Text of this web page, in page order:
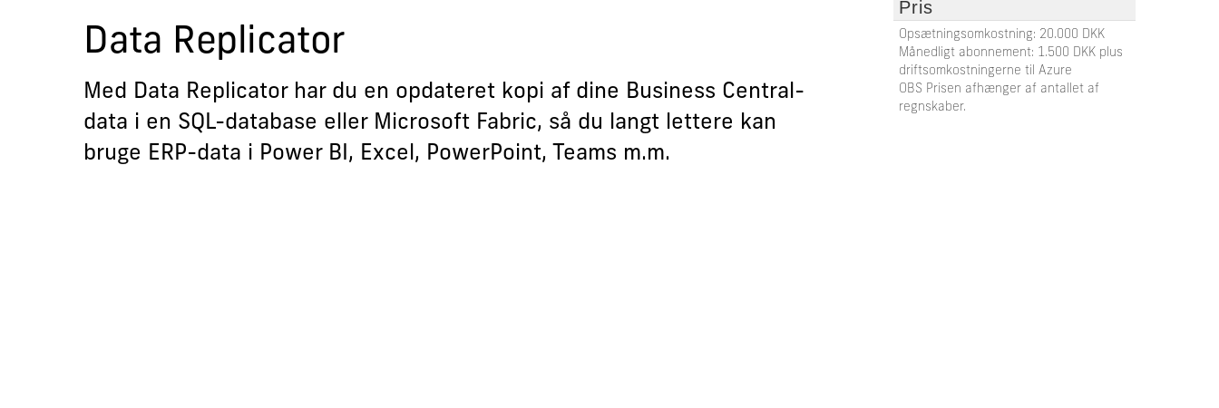
Data Replicator
Med Data Replicator har du en opdateret kopi af dine Business Central-
data i en SQL-database eller Microsoft Fabric, så du langt lettere kan
bruge ERP-data i Power BI, Excel, PowerPoint, Teams m.m.
Pris
Opsætningsomkostning: 20.000 DKK
Månedligt abonnement: 1.500 DKK plus
driftsomkostningerne til Azure
OBS Prisen afhænger af antallet af
regnskaber.